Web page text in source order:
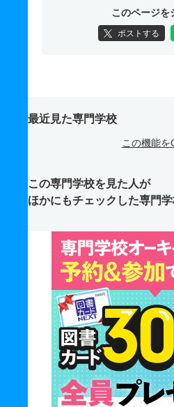
このページを
ポストする
最近見た専門学校
この機能を
この専門学校を見た人が
ほかにもチェックした専門